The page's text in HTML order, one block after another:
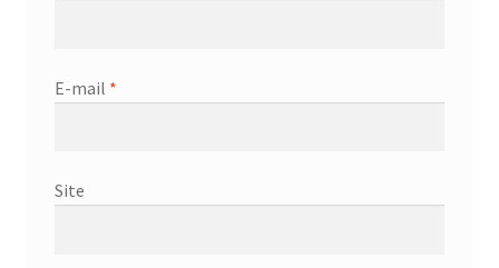
E-mail *
Site